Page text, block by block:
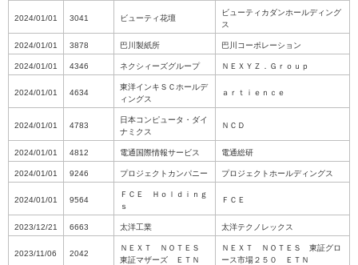
2024/01/01 3041 ビューティ花壇
ビューティカダンホールディング
ス
2024/01/01 3878 巴川製紙所 巴川コーポレーション
2024/01/01 4346 ネクシィーズグループ ＮＥＸＹＺ．Ｇｒｏｕｐ
2024/01/01 4634
東洋インキＳＣホールデ
ィングス
ａｒｔｉｅｎｃｅ
2024/01/01 4783
日本コンピュータ・ダイ
ナミクス
ＮＣＤ
2024/01/01 4812 電通国際情報サービス 電通総研
2024/01/01 9246 プロジェクトカンパニー プロジェクトホールディングス
2024/01/01 9564
ＦＣＥ Ｈｏｌｄｉｎｇ
ｓ
ＦＣＥ
2023/12/21 6663 太洋工業 太洋テクノレックス
2023/11/06 2042
ＮＥＸＴ ＮＯＴＥＳ
東証マザーズ ＥＴＮ
ＮＥＸＴ ＮＯＴＥＳ 東証グロ
ース市場２５０ ＥＴＮ